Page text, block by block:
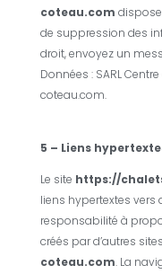
coteau.com dispose
de suppression des
droit, envoyez un
Données : SARL
coteau.com.
5 – Liens
Le site https://
liens hypertextes vers
responsabilité à
créés par d’autres
coteau.com. La